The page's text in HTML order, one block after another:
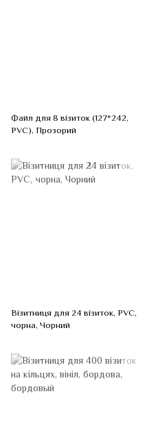
Файл для 8 візиток (127*242,
PVC), Прозорий
Візитниця для 24 візиток, PVC,
чорна, Чорний